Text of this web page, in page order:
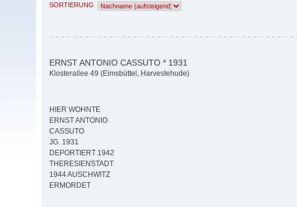
SORTIERUNG
ERNST ANTONIO CASSUTO * 1931
Klosterallee 49 (Eimsbüttel, Harvestehude)
HIER WOHNTE
ERNST ANTONIO
CASSUTO
JG. 1931
DEPORTIERT 1942
THERESIENSTADT
1944 AUSCHWITZ
ERMORDET